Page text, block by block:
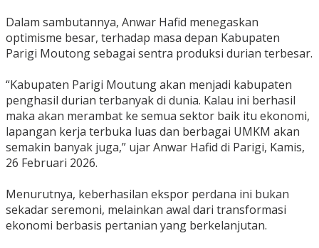
‎Dalam sambutannya, Anwar Hafid menegaskan
optimisme besar, terhadap masa depan Kabupaten
Parigi Moutong sebagai sentra produksi durian terbesar.
‎“Kabupaten Parigi Moutung akan menjadi kabupaten
penghasil durian terbanyak di dunia. Kalau ini berhasil
maka akan merambat ke semua sektor baik itu ekonomi,
lapangan kerja terbuka luas dan berbagai UMKM akan
semakin banyak juga,” ujar Anwar Hafid di Parigi, Kamis,
26 Februari 2026.
‎Menurutnya, keberhasilan ekspor perdana ini bukan
sekadar seremoni, melainkan awal dari transformasi
ekonomi berbasis pertanian yang berkelanjutan.